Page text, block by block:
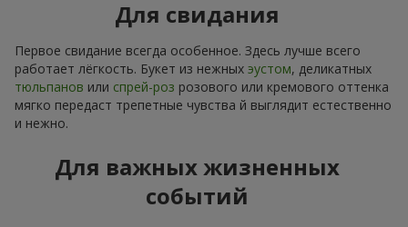
Для свидания
Первое свидание всегда особенное. Здесь лучше всего
работает лёгкость. Букет из нежных эустом, деликатных
тюльпанов или спрей-роз розового или кремового оттенка
мягко передаст трепетные чувства й выглядит естественно
и нежно.
Для важных жизненных
событий